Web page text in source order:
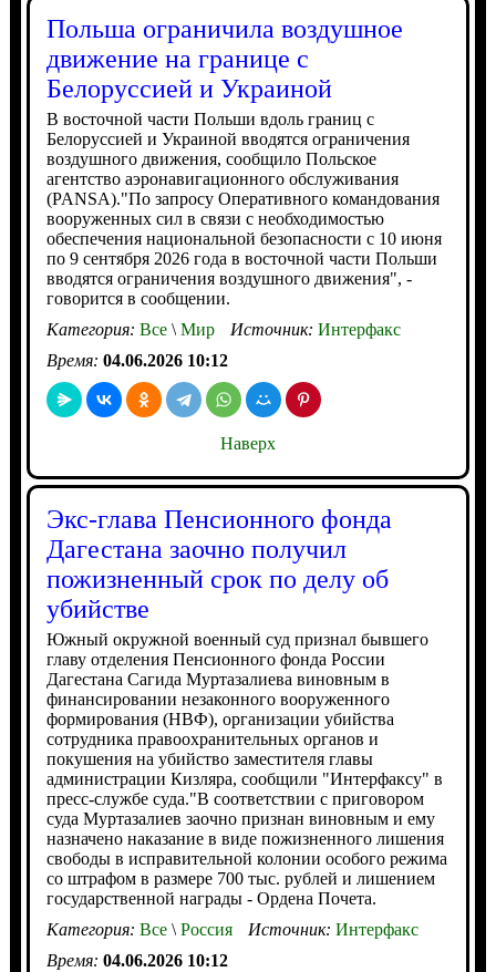
Польша ограничила воздушное
движение на границе с
Белоруссией и Украиной
В восточной части Польши вдоль границ с
Белоруссией и Украиной вводятся ограничения
воздушного движения, сообщило Польское
агентство аэронавигационного обслуживания
(PANSA)."По запросу Оперативного командования
вооруженных сил в связи с необходимостью
обеспечения национальной безопасности с 10 июня
по 9 сентября 2026 года в восточной части Польши
вводятся ограничения воздушного движения", -
говорится в сообщении.
Категория: Все\Мир Источник: Интерфакс
Время: 04.06.2026 10:12
Наверх
Экс-глава Пенсионного фонда
Дагестана заочно получил
пожизненный срок по делу об
убийстве
Южный окружной военный суд признал бывшего
главу отделения Пенсионного фонда России
Дагестана Сагида Муртазалиева виновным в
финансировании незаконного вооруженного
формирования (НВФ), организации убийства
сотрудника правоохранительных органов и
покушения на убийство заместителя главы
администрации Кизляра, сообщили "Интерфаксу" в
пресс-службе суда."В соответствии с приговором
суда Муртазалиев заочно признан виновным и ему
назначено наказание в виде пожизненного лишения
свободы в исправительной колонии особого режима
со штрафом в размере 700 тыс. рублей и лишением
государственной награды - Ордена Почета.
Категория: Все\Россия Источник: Интерфакс
Время: 04.06.2026 10:12